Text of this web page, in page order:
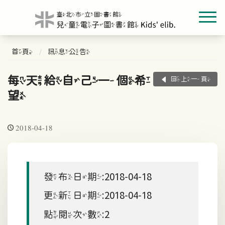
首頁 訊息公告
每天給自己一個希
望
回上一頁
2018-04-18
發布日期:2018-04-18
更新日期:2018-04-18
點閱次數:2